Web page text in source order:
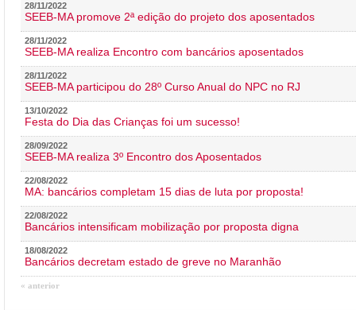
28/11/2022
SEEB-MA promove 2ª edição do projeto dos aposentados
28/11/2022
SEEB-MA realiza Encontro com bancários aposentados
28/11/2022
SEEB-MA participou do 28º Curso Anual do NPC no RJ
13/10/2022
Festa do Dia das Crianças foi um sucesso!
28/09/2022
SEEB-MA realiza 3º Encontro dos Aposentados
22/08/2022
MA: bancários completam 15 dias de luta por proposta!
22/08/2022
Bancários intensificam mobilização por proposta digna
18/08/2022
Bancários decretam estado de greve no Maranhão
« anterior